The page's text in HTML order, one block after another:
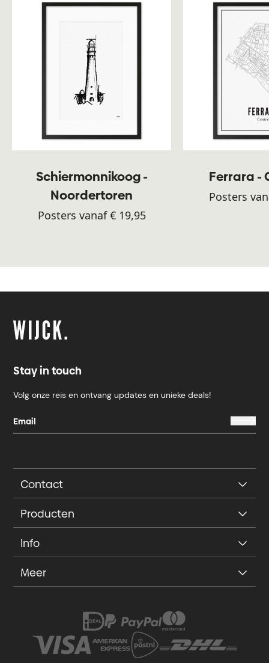
Schiermonnikoog -
Noordertoren
Posters vanaf € 19,95
Ferrara -
Posters
Stay in touch
Volg onze reis en ontvang updates en unieke deals!
Contact
Producten
Info
Meer